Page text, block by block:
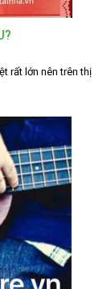
rất lớn nên trên thị